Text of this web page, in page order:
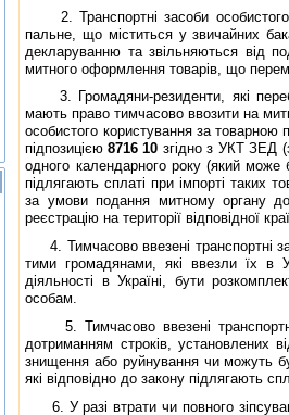
2. Транспортнi засоби особистого
пальне, що мiститься у звичайних
декларуванню та звiльняються вiд
митного оформлення товарiв, що
3. Громадяни-резиденти, якi
мають право тимчасово ввозити на
особистого користування за товарною
пiдпозицiєю8716 10 згiдно з УКТ ЗЕД
одного календарного року (який
пiдлягають сплатi при iмпортi таких
за умови подання митному органу
реєстрацiю на територiї вiдповiдної
4. Тимчасово ввезенi транспортнi
тими громадянами, якi ввезли їх в
дiяльностi в Українi, бути
особам.
5. Тимчасово ввезенi транспортнi
дотриманням строкiв, установлених
знищення або руйнування чи можуть
якi вiдповiдно до закону пiдлягають
6. У разi втрати чи повного